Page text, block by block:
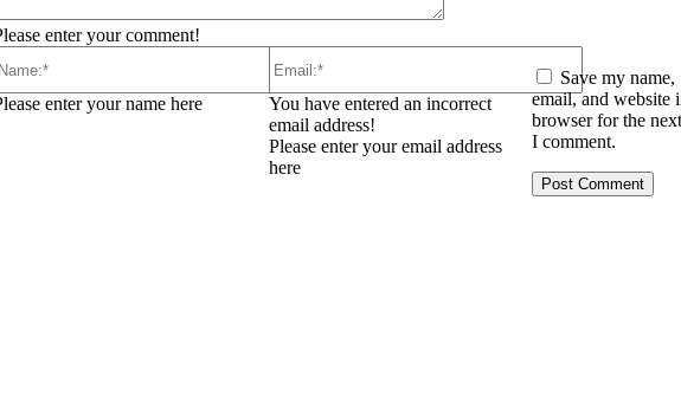
enter your comment!
enter your name here Email:*
You have entered an incorrect
email address!
Please enter your email address
here
Save my name,
email, and website
browser for the
I comment.